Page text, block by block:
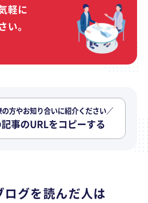
軽に
い。
方やお知り合いに紹介ください／
事のURLをコピーする
ログを読んだ人は